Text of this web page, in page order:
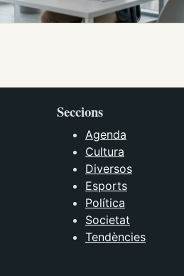
Seccions
Agenda
Cultura
Diversos
Esports
Política
Societat
Tendències